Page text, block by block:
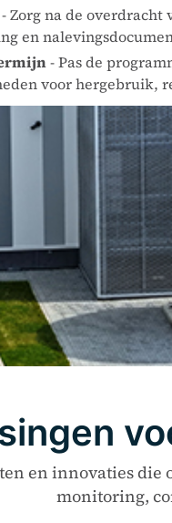
- Zorg na de
en
- Pas de
voor hergebruik,
en innovaties
monitoring,